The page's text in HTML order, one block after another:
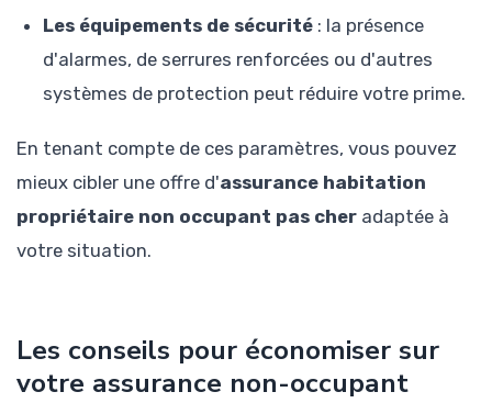
Les équipements de sécurité : la présence
d'alarmes, de serrures renforcées ou d'autres
systèmes de protection peut réduire votre prime.
En tenant compte de ces paramètres, vous pouvez
mieux cibler une offre d'assurance habitation
propriétaire non occupant pas cher adaptée à
votre situation.
Les conseils pour économiser sur
votre assurance non-occupant